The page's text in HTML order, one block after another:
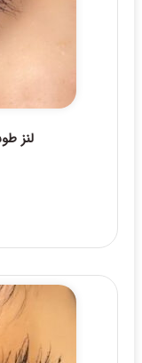
لنز